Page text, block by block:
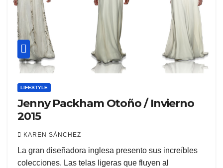
LIFESTYLE
Jenny Packham Otoño / Invierno
2015
KAREN SÁNCHEZ
La gran diseñadora inglesa presento sus increíbles
colecciones. Las telas ligeras que fluyen al